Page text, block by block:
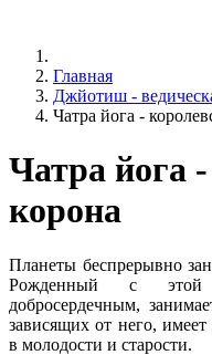
Главная
Джйотиш -
Чатра йога -
Чатра йога
корона
Планеты беспрерывно
Рожденный с этой
добросердечным,
зависящих от него,
в молодости и старости.